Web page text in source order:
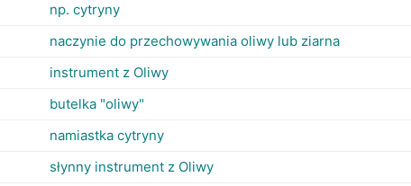
np. cytryny
naczynie do przechowywania oliwy lub ziarna
instrument z Oliwy
butelka "oliwy"
namiastka cytryny
słynny instrument z Oliwy